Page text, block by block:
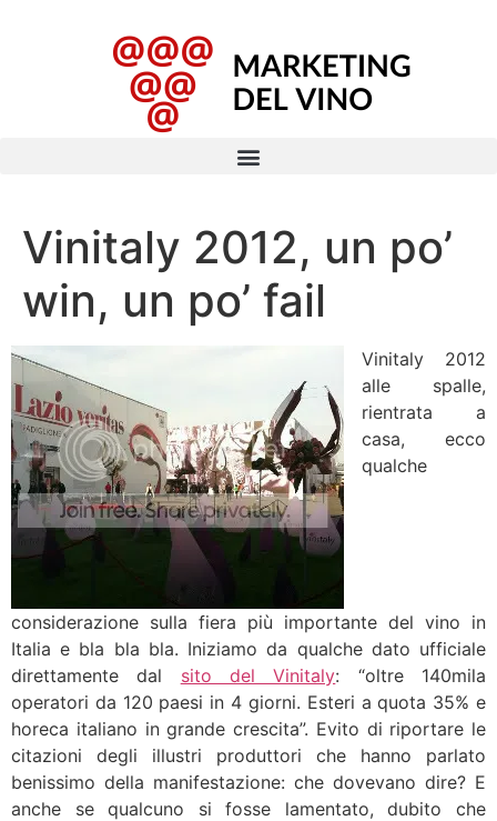
Vinitaly 2012, un po’
win, un po’ fail
Vinitaly 2012
alle spalle,
rientrata a
casa, ecco
qualche
considerazione sulla fiera più importante del vino in
Italia e bla bla bla. Iniziamo da qualche dato ufficiale
direttamente dal sito del Vinitaly: “oltre 140mila
operatori da 120 paesi in 4 giorni. Esteri a quota 35% e
horeca italiano in grande crescita”. Evito di riportare le
citazioni degli illustri produttori che hanno parlato
benissimo della manifestazione: che dovevano dire? E
anche se qualcuno si fosse lamentato, dubito che